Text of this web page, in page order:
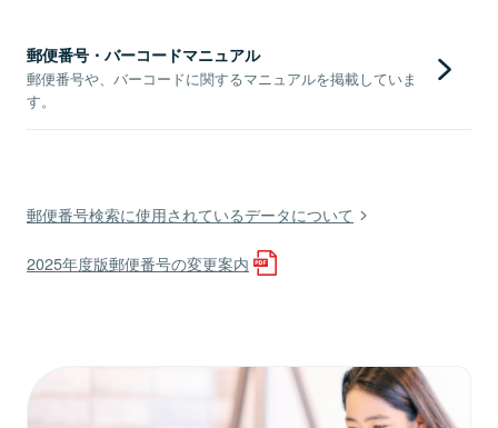
郵便番号・バーコードマニュアル
郵便番号や、バーコードに関するマニュアルを掲載していま
す。
郵便番号検索に使用されているデータについて
2025年度版郵便番号の変更案内